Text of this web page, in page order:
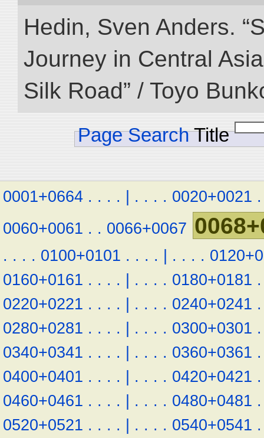
Hedin, Sven Anders.
Journey in Central
Silk Road” / Toyo
Page Search Title
0001+0664 . . . . | . . . . 0020+0021 .
0060+0061 . . 0066+0067
. . . . 0100+0101 . . . . | . . . .
0160+0161 . . . . | . . . . 0180+0181 .
0220+0221 . . . . | . . . . 0240+0241 .
0280+0281 . . . . | . . . . 0300+0301 .
0340+0341 . . . . | . . . . 0360+0361 .
0400+0401 . . . . | . . . . 0420+0421 .
0460+0461 . . . . | . . . . 0480+0481 .
0520+0521 . . . . | . . . . 0540+0541 .